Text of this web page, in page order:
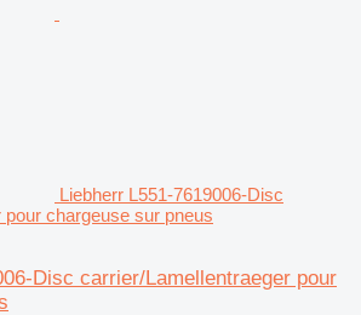
Liebherr L551-7619006-Disc
chargeuse sur pneus
Disc carrier/Lamellentraeger pour